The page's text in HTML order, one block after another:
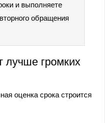
и выполняете
обращения
лучше громких
оценка срока строится